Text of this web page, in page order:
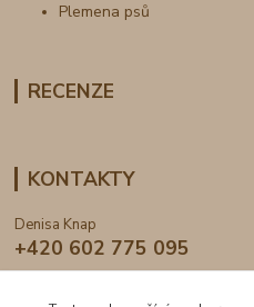
Plemena psů
RECENZE
KONTAKTY
Denisa Knap
+420 602 775 095